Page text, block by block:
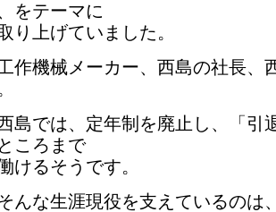
をテーマに
り上げていました。
作機械メーカー、西島の社長、
島では、定年制を廃止し、「引
ころまで
けるそうです。
んな生涯現役を支えているのは